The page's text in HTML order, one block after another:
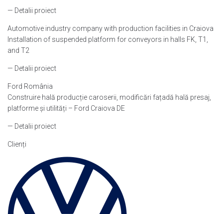
— Detalii proiect
Automotive industry company with production facilities in Craiova
Installation of suspended platform for conveyors in halls FK, T1,
and T2
— Detalii proiect
Ford România
Construire hală producție caroserii, modificări fațadă hală presaj,
platforme și utilități – Ford Craiova DE
— Detalii proiect
Clienți